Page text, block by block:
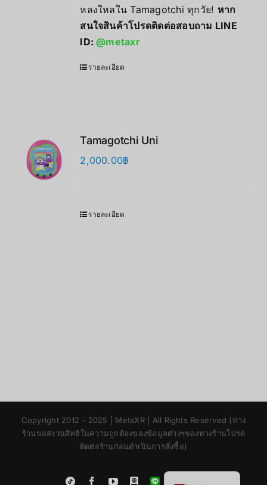
หลงใหลใน Tamagotchi ทุกวัย! หาก
สนใจสินค้าโปรดติดต่อสอบถาม LINE
ID:@metaxr
รายละเอียด
Tamagotchi Uni
2,000.00฿
รายละเอียด
Copyright 2012 - 2025 | MetaXR | All Rights Reserved (ทาง
ร้านขอสงวนสิทธิในความถูกต้องของข้อมูลต่างๆของทางร้านโปรด
ติดต่อร้านก่อนดำเนินการสั่งซื้อ)
Tiktok FacebookYouTubeBlogger
LINE
Chinese